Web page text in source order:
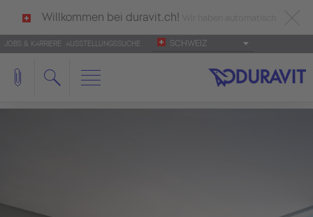
Willkommen bei duravit.ch!
deutsch als Ihre Sprache erkannt.
Français Italiano
JOBS & KARRIERE AUSSTELLUNGSSUCHE SCHWEIZ